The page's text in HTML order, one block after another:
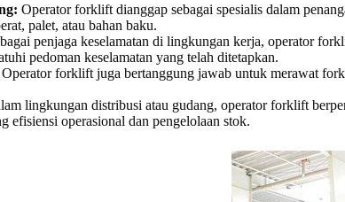
Operator forklift dianggap sebagai spesialis dalam
palet, atau bahan baku.
penjaga keselamatan di lingkungan kerja, operator
pedoman keselamatan yang telah ditetapkan.
Operator forklift juga bertanggung jawab untuk merawat
lingkungan distribusi atau gudang, operator forklift
efisiensi operasional dan pengelolaan stok.